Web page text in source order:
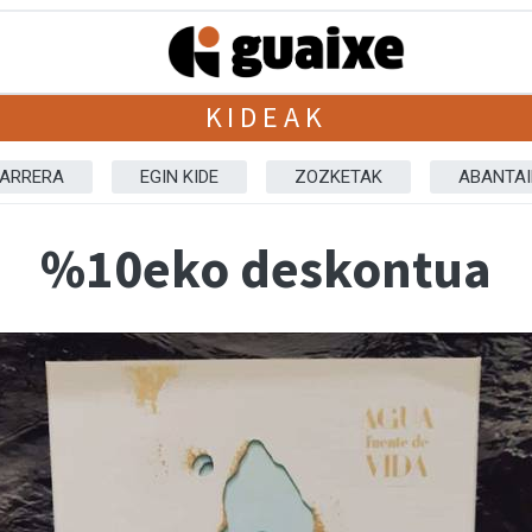
KIDEAK
EGIN KIDE ZOZKETAK
%10eko deskontua